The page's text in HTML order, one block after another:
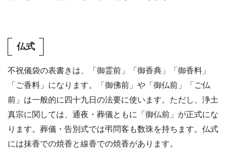
仏式
不祝儀袋の表書きは、「御霊前」「御香典」「御香料」
「ご香料」になります。「御佛前」や「御仏前」「ご仏
前」は一般的に四十九日の法要に使います。ただし、浄土
真宗に関しては、通夜・葬儀ともに「御仏前」が正式にな
ります。葬儀・告別式では弔問客も数珠を持ちます。仏式
には抹香での焼香と線香での焼香があります。